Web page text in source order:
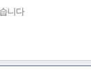
니다